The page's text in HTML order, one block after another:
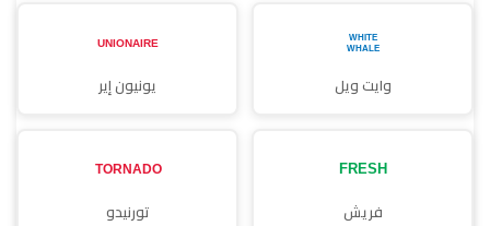
وايت ويل يونيون إير
فريش تورنيدو